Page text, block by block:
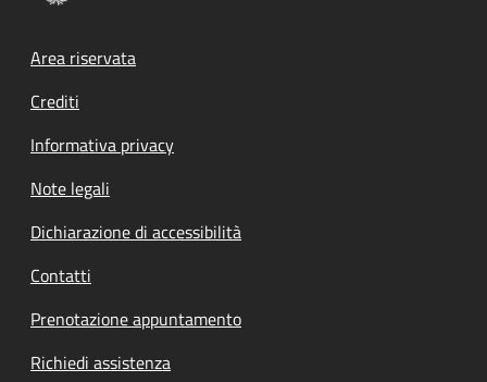
Footer menu
Area riservata
Crediti
Informativa privacy
Note legali
Dichiarazione di accessibilità
Contatti
Prenotazione appuntamento
Richiedi assistenza